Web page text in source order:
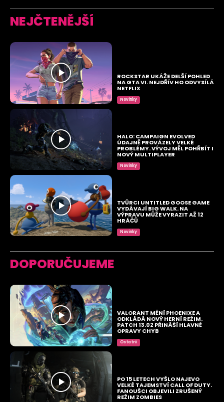
NEJČTENĚJŠÍ
ROCKSTAR UKÁŽE DELŠÍ POHLED
NA GTA VI. NEJDŘÍV HO ODVYSÍLÁ
NETFLIX
Novinky
HALO: CAMPAIGN EVOLVED
ÚDAJNĚ PROVÁZELY VELKÉ
PROBLÉMY. VÝVOJ MĚL POHŘBÍT I
NOVÝ MULTIPLAYER
Novinky
TVŮRCI UNTITLED GOOSE GAME
VYDÁVAJÍ BIG WALK. NA
VÝPRAVU MŮŽE VYRAZIT AŽ 12
HRÁČŮ
Novinky
DOPORUČUJEME
VALORANT MĚNÍ PHOENIXE A
ODKLÁDÁ NOVÝ HERNÍ REŽIM.
PATCH 13.02 PŘINÁŠÍ HLAVNĚ
OPRAVY CHYB
Ostatní
PO 15 LETECH VYŠLO NAJEVO
VELKÉ TAJEMSTVÍ CALL OF DUTY.
FANOUŠCI OBJEVILI ZRUŠENÝ
REŽIM ZOMBIES